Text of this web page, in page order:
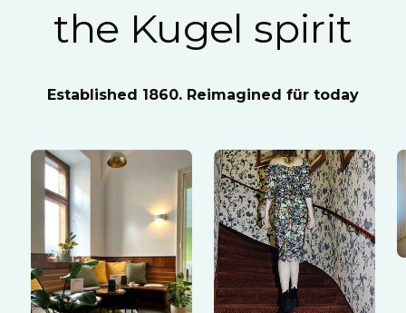
the Kugel spirit
Established 1860. Reimagined für today